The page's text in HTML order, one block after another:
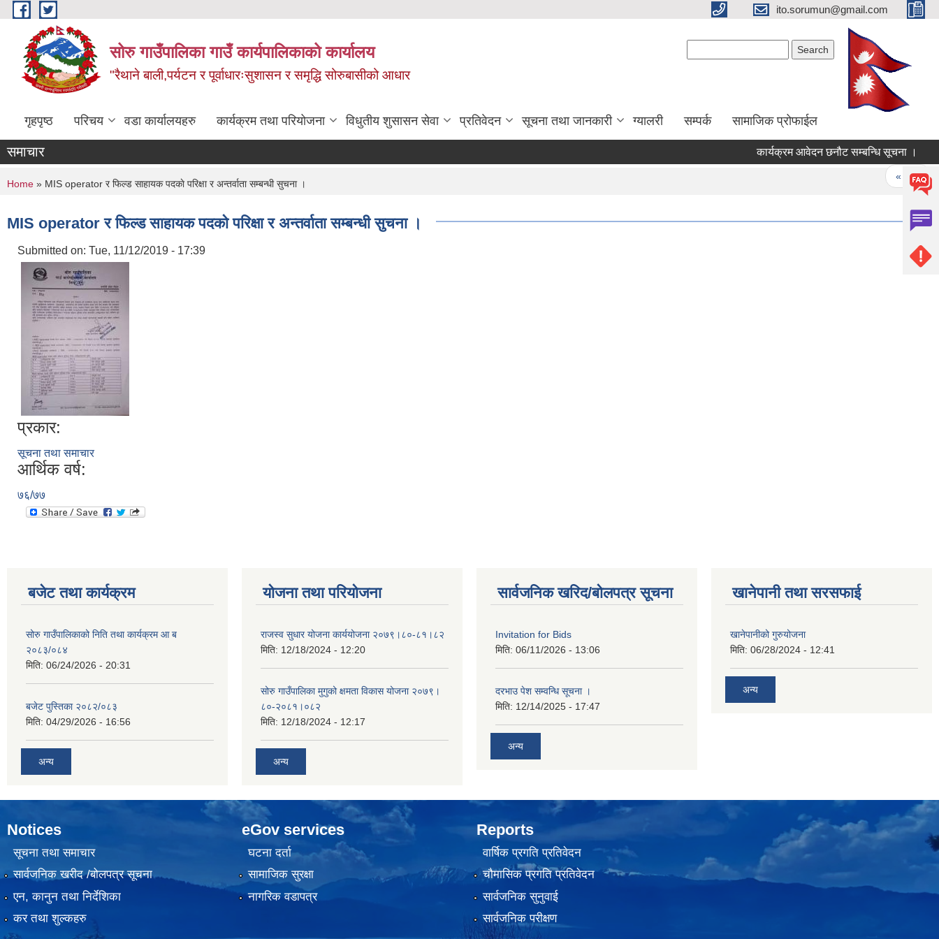
Skip to main content ito.sorumun@gmail.com
सोरु गाउँपालिका गाउँ कार्यपालिकाको कार्यालय
"रैथाने बाली,पर्यटन र पूर्वाधारःसुशासन र समृद्धि सोरुबासीको आधार
गृहपृष्ठ परिचय वडा कार्यालयहरु कार्यक्रम तथा परियोजना विधुतीय शुसासन सेवा प्रतिवेदन सूचना तथा जानकारी ग्यालरी सम्पर्क सामाजिक प्रोफाईल
समाचार कार्यक्रम आवेदन छनौट सम्बन्धि सूचना ।
« first
You are here
Home » MIS operator र फिल्ड साहायक पदकाे परिक्षा र अन्तर्वाता सम्बन्धी सुचना ।
MIS operator र फिल्ड साहायक पदकाे परिक्षा र अन्तर्वाता सम्बन्धी सुचना ।
Submitted on: Tue, 11/12/2019 - 17:39
प्रकार:
सूचना तथा समाचार
आर्थिक वर्ष:
७६/७७
बजेट तथा कार्यक्रम
सोरु गाउँपालिकाको निति तथा कार्यक्रम आ ब
२०८३/०८४
मिति: 06/24/2026 - 20:31
बजेट पुस्तिका २०८२/०८३
मिति: 04/29/2026 - 16:56
अन्य
योजना तथा परियोजना
राजस्व सुधार योजना कार्ययोजना २०७९।८०-८१।८२
मिति: 12/18/2024 - 12:20
सोरु गाउँपालिका मुगुको क्षमता विकास योजना २०७९।
८०-२०८१।०८२
मिति: 12/18/2024 - 12:17
अन्य
सार्वजनिक खरिद/बोलपत्र सूचना
Invitation for Bids
मिति: 06/11/2026 - 13:06
दरभाउ पेश सम्वन्धि सूचना ।
मिति: 12/14/2025 - 17:47
अन्य
खानेपानी तथा सरसफाई
खानेपानीको गुरुयोजना
मिति: 06/28/2024 - 12:41
अन्य
Notices
सूचना तथा समाचार
सार्वजनिक खरीद /बोलपत्र सूचना
एन, कानुन तथा निर्देशिका
कर तथा शुल्कहरु
eGov services
घटना दर्ता
सामाजिक सुरक्षा
नागरिक वडापत्र
Reports
वार्षिक प्रगति प्रतिवेदन
चौमासिक प्रगति प्रतिवेदन
सार्वजनिक सुनुवाई
सार्वजनिक परीक्षण